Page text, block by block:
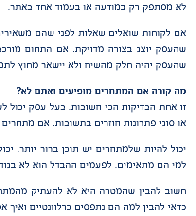
לא מסתפק רק במודעה או בעמוד אחד באתר.
אם לקוחות שואלים שאלות לפני שהם
שהעסק יוצג בצורה מדויקת. אם התחום
שהעסק יהיה חלק מהשיח ולא יישאר מחוץ
מה קורה אם המתחרים מופיעים ואתם לא?
או סוגי פתרונות חוזרים בתשובות. אם
יכול להיות שלמתחרים יש תוכן ברור יותר.
למי הם מתאימים. לפעמים ההבדל הוא לא
חשוב להבין שהמטרה היא לא להעתיק
כדאי להבין למה הם נתפסים כרלוונטיים